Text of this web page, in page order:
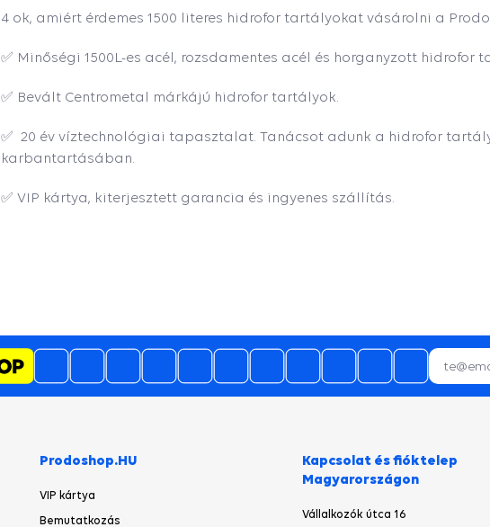
4 ok, amiért érdemes 1500 literes hidrofor tartályokat vásárolni a
✅ Minőségi 1500L-es acél, rozsdamentes acél és horganyzott hidrofor
✅ Bevált Centrometal márkájú hidrofor tartályok.
✅ 20 év víztechnológiai tapasztalat. Tanácsot adunk a hidrofor
karbantartásában.
✅ VIP kártya, kiterjesztett garancia és ingyenes szállítás.
28.07.2026
kiszolgálás.